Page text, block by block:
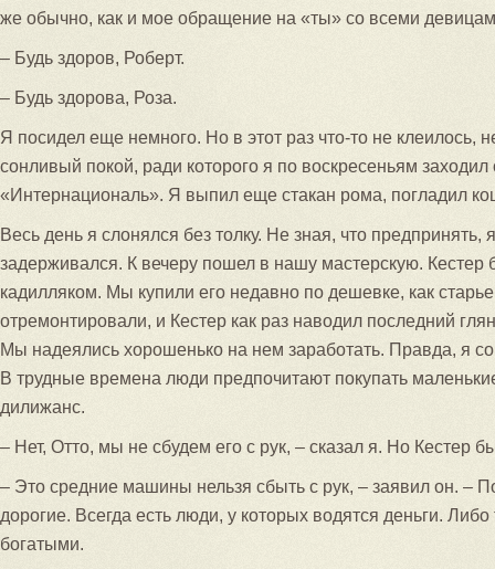
же обычно, как и мое обращение на «ты» со всеми
– Будь здоров, Роберт.
– Будь здорова, Роза.
Я посидел еще немного. Но в этот раз что-то не клеилось,
сонливый покой, ради которого я по воскресеньям заходил
«Интернациональ». Я выпил еще стакан рома, погладил
Весь день я слонялся без толку. Не зная, что предпринять,
задерживался. К вечеру пошел в нашу мастерскую. Кестер
кадилляком. Мы купили его недавно по дешевке, как
отремонтировали, и Кестер как раз наводил последний
Мы надеялись хорошенько на нем заработать. Правда, я
В трудные времена люди предпочитают покупать
дилижанс.
– Нет, Отто, мы не сбудем его с рук, – сказал я. Но Кестер
– Это средние машины нельзя сбыть с рук, – заявил он. –
дорогие. Всегда есть люди, у которых водятся деньги. Либо
богатыми.